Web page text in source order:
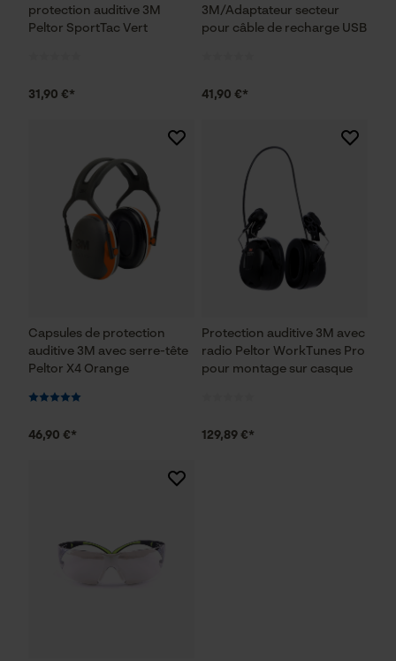
protection auditive 3M
Peltor SportTac Vert
31,90 €*
3M/Adaptateur secteur
pour câble de recharge USB
41,90 €*
Capsules de protection
auditive 3M avec serre-tête
Peltor X4 Orange
46,90 €*
Protection auditive 3M avec
radio Peltor WorkTunes Pro
pour montage sur casque
129,89 €*
Econda Analytics
Fact-Finder Tracking
Cookies de performance et de
fonctionnalité
Loop54 Personalization
Panier sauvegardé
Salutation personnelle
Prise de contact par chat
Cookies marketing